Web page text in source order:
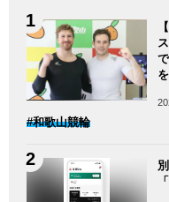
#和歌山競輪